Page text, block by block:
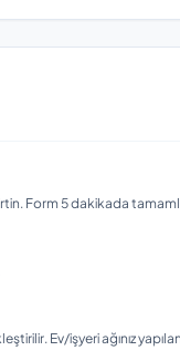
Form 5 dakikada
Ev/işyeri ağınız